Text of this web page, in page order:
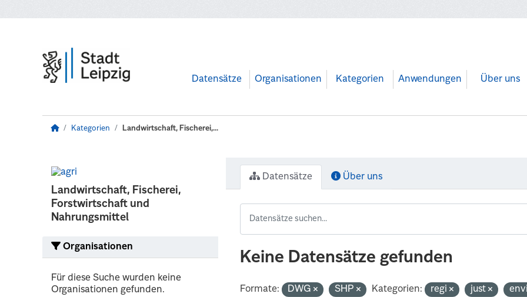
Datensätze Organisationen Kategorien Anwendungen Über uns
Kategorien Landwirtschaft, Fischerei,...
Landwirtschaft, Fischerei,
Forstwirtschaft und
Nahrungsmittel
Organisationen
Für diese Suche wurden keine
Organisationen gefunden.
Datensätze Über uns
Keine Datensätze gefunden
Formate: DWG SHP Kategorien: regi just